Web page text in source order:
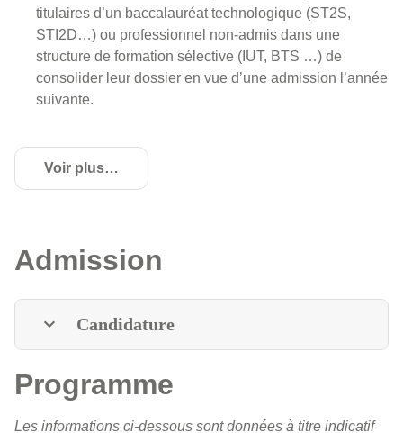
titulaires d’un baccalauréat technologique (ST2S,
STI2D…) ou professionnel non-admis dans une
structure de formation sélective (IUT, BTS …) de
consolider leur dossier en vue d’une admission l’année
suivante.
Voir plus
de détails
Admission
Candidature
Programme
Les informations ci-dessous sont données à titre indicatif